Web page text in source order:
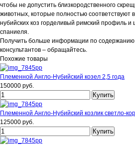
чтобы не допустить близкородственного
животных, которые полностью соответствуют
нубийских коз горделивый римский профиль
спаниеля.
Получить больше информации по
консультантов – обращайтесь.
Похожие товары
Племенной Англо-Нубийский козел 2,5 года
150000 руб.
Племенной Англо-Нубийский козлик светло-
125000 руб.